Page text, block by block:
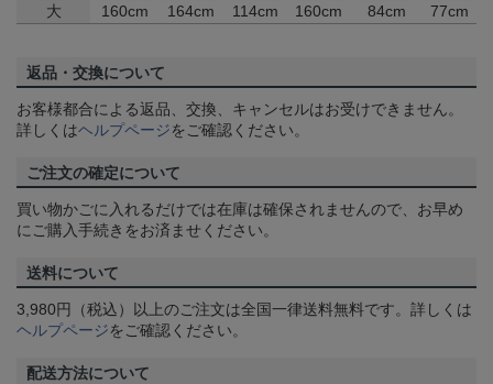
大
160cm 164cm 114cm 160cm 84cm 77cm
返品・交換について
お客様都合による返品、交換、キャンセルはお受けできません。
詳しくはヘルプページをご確認ください。
ご注文の確定について
買い物かごに入れるだけでは在庫は確保されませんので、お早め
にご購入手続きをお済ませください。
送料について
3,980円（税込）以上のご注文は全国一律送料無料です。詳しくは
ヘルプページをご確認ください。
配送方法について